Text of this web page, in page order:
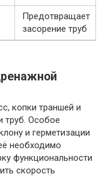
Предотвращает
засорение труб
копки траншей и
труб. Особое
и герметизации
необходимо
функциональности
скорость